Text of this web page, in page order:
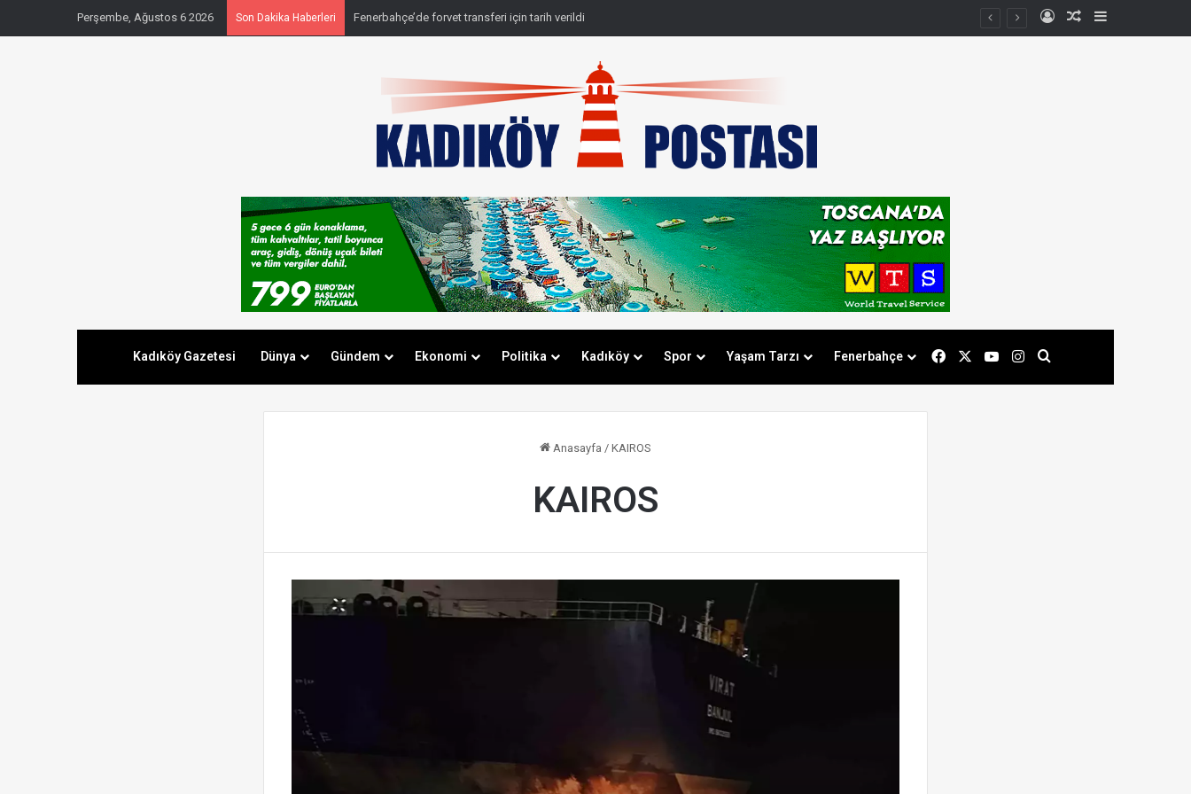
Perşembe, Ağustos 6 2026 Son Dakika Haberleri Fenerbahçe’de forvet transferi için tarih verildi Kayıt OlRastgele Makale
Kadıköy Gazetesi Dünya Gündem Ekonomi Politika Kadıköy Spor Yaşam Tarzı Fenerbahçe FacebookYouTubeInstagram
Anasayfa / KAIROS
KAIROS